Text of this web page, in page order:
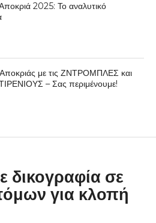
Αποκριά 2025: Το αναλυτικό
με τις ΖΝΤΡΟΜΠΛΕΣ και
– Σας περιμένουμε!
δικογραφία σε
για κλοπή